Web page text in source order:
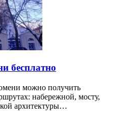
бесплатно
можно получить
набережной, мосту,
архитектуры…